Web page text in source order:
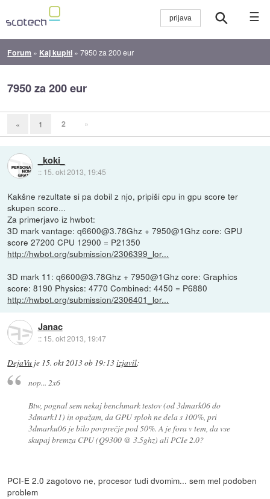
☰
Forum » Kaj kupiti »7950 za 200 eur
7950 za 200 eur
« 1 2 »
_koki_
:: 15. okt 2013, 19:45
Kakšne rezultate si pa dobil z njo, pripiši cpu in gpu score ter
skupen score...
Za primerjavo iz hwbot:
3D mark vantage: q6600@3.78Ghz + 7950@1Ghz core: GPU
score 27200 CPU 12900 = P21350
http://hwbot.org/submission/2306399_lor...
3D mark 11: q6600@3.78Ghz + 7950@1Ghz core: Graphics
score: 8190 Physics: 4770 Combined: 4450 = P6880
http://hwbot.org/submission/2306401_lor...
Janac
:: 15. okt 2013, 19:47
DejaVu je 15. okt 2013 ob 19:13izjavil:
nop... 2x6
Btw, pognal sem nekaj benchmark testov (od 3dmark06 do
3dmark11) in opažam, da GPU sploh ne dela s 100%, pri
3dmarku06 je bilo povprečje pod 50%. A je fora v tem, da vse
skupaj bremza CPU (Q9300 @ 3.5ghz) ali PCIe 2.0?
PCI-E 2.0 zagotovo ne, procesor tudi dvomim... sem mel podoben
problem